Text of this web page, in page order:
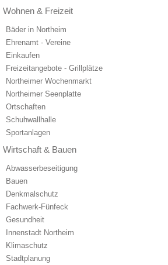
Wohnen & Freizeit
Bäder in Northeim
Ehrenamt - Vereine
Einkaufen
Freizeitangebote - Grillplätze
Northeimer Wochenmarkt
Northeimer Seenplatte
Ortschaften
Schuhwallhalle
Sportanlagen
Wirtschaft & Bauen
Abwasserbeseitigung
Bauen
Denkmalschutz
Fachwerk-Fünfeck
Gesundheit
Innenstadt Northeim
Klimaschutz
Stadtplanung